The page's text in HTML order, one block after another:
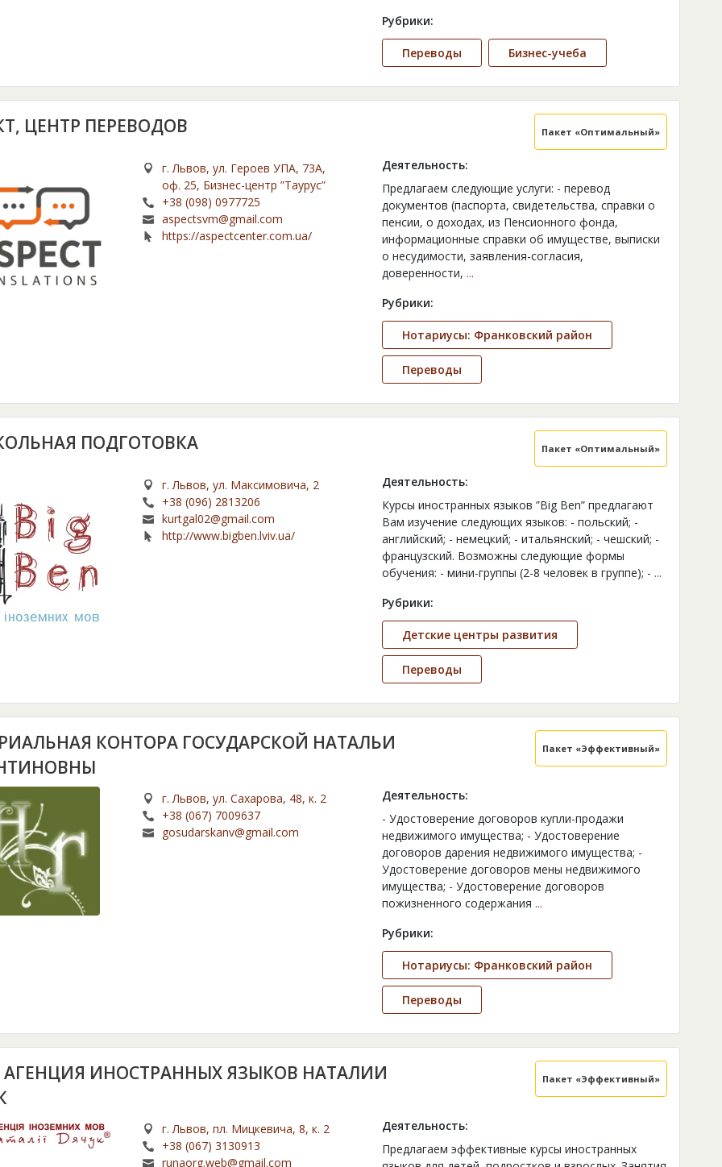
Рубрики:
Переводы Бизнес-учеба
ЦЕНТР ПЕРЕВОДОВ Пакет «Оптимальный»
г. Львов, ул. Героев УПА, 73А,
оф. 25, Бизнес-центр ”Таурус”
+38 (098) 0977725
aspectsvm@gmail.com
https://aspectcenter.com.ua/
Деятельность:
Предлагаем следующие услуги: - перевод
документов (паспорта, свидетельства, справки о
пенсии, о доходах, из Пенсионного фонда,
информационные справки об имуществе, выписки
о несудимости, заявления-согласия,
доверенности, ...
Рубрики:
Нотариусы: Франковский район
Переводы
ПОДГОТОВКА Пакет «Оптимальный»
г. Львов, ул. Максимовича, 2
+38 (096) 2813206
kurtgal02@gmail.com
http://www.bigben.lviv.ua/
Деятельность:
Курсы иностранных языков ”Big Ben” предлагают
Вам изучение следующих языков: - польский; -
английский; - немецкий; - итальянский; - чешский; -
французский. Возможны следующие формы
обучения: - мини-группы (2-8 человек в группе); - ...
Рубрики:
Детские центры развития
Переводы
КОНТОРА ГОСУДАРСКОЙ НАТАЛЬИ
Пакет «Эффективный»
г. Львов, ул. Сахарова, 48, к. 2
+38 (067) 7009637
gosudarskanv@gmail.com
Деятельность:
- Удостоверение договоров купли-продажи
недвижимого имущества; - Удостоверение
договоров дарения недвижимого имущества; -
Удостоверение договоров мены недвижимого
имущества; - Удостоверение договоров
пожизненного содержания ...
Рубрики:
Нотариусы: Франковский район
Переводы
АГЕНЦИЯ ИНОСТРАННЫХ ЯЗЫКОВ НАТАЛИИ
Пакет «Эффективный»
г. Львов, пл. Мицкевича, 8, к. 2
+38 (067) 3130913
runaorg.web@gmail.com
Деятельность:
Предлагаем эффективные курсы иностранных